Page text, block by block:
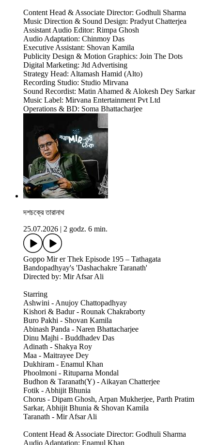
Content Head & Associate Director: Godhuli Sharma
Music Direction & Sound Design: Pradyut Chatterjea
Assistant Audio Editor: Rimpa Ghosh
Audio Adaptation: Chinmoy Das
Executive Assistant: Shovan Kamila
Publicity Design & Motion Graphics: Join The Dots
Digital Marketing: Jtd Advertising
Strategy Head: Altamash Hamid (Alto)
Recording Studio: Studio Mirvana
Sound Recordist: Matin Ahamed & Alokesh Dey Sarkar
Music Label: Mirvana Entertainment Pvt Ltd
Operations & BD: Soma Bhattacharjee
দশচক্রে তারানাথ
25.07.2026
2 godz. 6 min.
Goppo Mir er Thek Episode 195 – Tathagata
Bandopadhyay's 'Dashachakre Taranath'
Directed by: Mir Afsar Ali
Starring
Ashwini - Anujoy Chattopadhyay
Kishori & Badur - Rounak Chakraborty
Buro Pakhi - Shovan Kamila
Abinash Panda - Naren Bhattacharjee
Dinu Majhi - Buddhadev Das
Adinath - Shakya Roy
Maa - Maitrayee Dey
Dukhiram - Enamul Khan
Phoolmoni - Rituparna Mondal
Budhon & Taranath(Y) - Aikayan Chatterjee
Fotik - Abhijit Bhunia
Chorus - Dipam Ghosh, Arpan Mukherjee, Parth Pratim
Sarkar, Abhijit Bhunia & Shovan Kamila
Taranath - Mir Afsar Ali
Content Head & Associate Director: Godhuli Sharma
Audio Adaptation: Enamul Khan